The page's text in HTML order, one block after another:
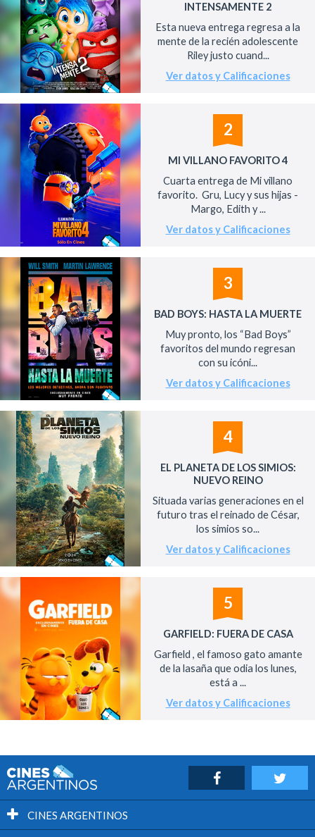
INTENSAMENTE 2
Esta nueva entrega regresa a la
mente de la recién adolescente
Riley justo cuand...
Ver datos y Calificaciones
2
MI VILLANO FAVORITO 4
Cuarta entrega de Mi villano
favorito. Gru, Lucy y sus hijas -
Margo, Edith y ...
Ver datos y Calificaciones
3
BAD BOYS: HASTA LA MUERTE
Muy pronto, los “Bad Boys”
favoritos del mundo regresan
con su icóni...
Ver datos y Calificaciones
4
EL PLANETA DE LOS SIMIOS:
NUEVO REINO
Situada varias generaciones en el
futuro tras el reinado de César,
los simios so...
Ver datos y Calificaciones
5
GARFIELD: FUERA DE CASA
Garfield , el famoso gato amante
de la lasaña que odia los lunes,
está a ...
Ver datos y Calificaciones
CINES ARGENTINOS